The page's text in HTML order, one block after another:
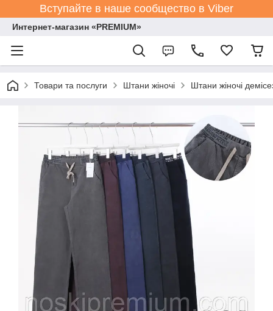
Вступайте в наше сообщество в Viber
Интернет-магазин «PREMIUM»
Товари та послуги Штани жіночі Штани жіночі